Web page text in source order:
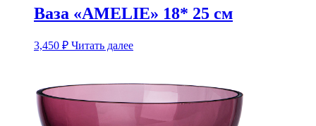
Ваза «AMELIE» 18* 25 см
3,450 ₽ Читать далее